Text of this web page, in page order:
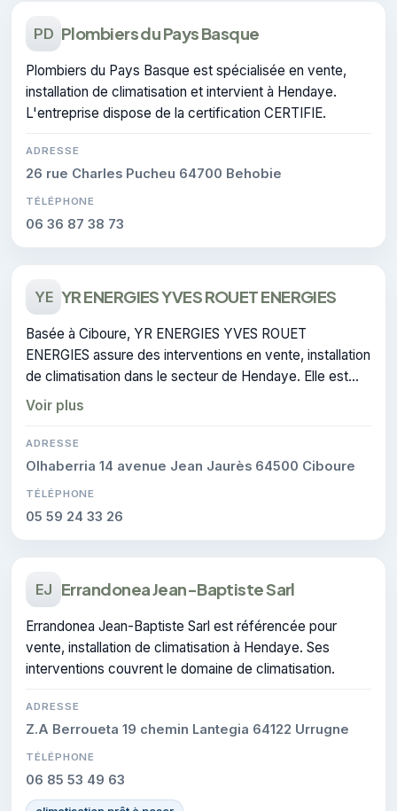
PD Plombiers du Pays Basque
Plombiers du Pays Basque est spécialisée en vente,
installation de climatisation et intervient à Hendaye.
L'entreprise dispose de la certification CERTIFIE.
ADRESSE
26 rue Charles Pucheu 64700 Behobie
TÉLÉPHONE
06 36 87 38 73
YE YR ENERGIES YVES ROUET ENERGIES
Basée à Ciboure, YR ENERGIES YVES ROUET
ENERGIES assure des interventions en vente, installation
de climatisation dans le secteur de Hendaye. Elle est
certifiée RGE, gage de conformité sur les interventions
réalisées.
Voir plus
ADRESSE
Olhaberria 14 avenue Jean Jaurès 64500 Ciboure
TÉLÉPHONE
05 59 24 33 26
EJ Errandonea Jean-Baptiste Sarl
Errandonea Jean-Baptiste Sarl est référencée pour
vente, installation de climatisation à Hendaye. Ses
interventions couvrent le domaine de climatisation.
ADRESSE
Z.A Berroueta 19 chemin Lantegia 64122 Urrugne
TÉLÉPHONE
06 85 53 49 63